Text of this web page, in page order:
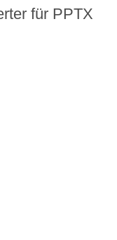
für PPTX